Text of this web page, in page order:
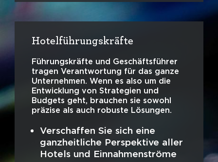
Hotelführungskräfte
Führungskräfte und Geschäftsführer
tragen Verantwortung für das ganze
Unternehmen. Wenn es also um die
Entwicklung von Strategien und
Budgets geht, brauchen sie sowohl
präzise als auch robuste Lösungen.
Verschaffen Sie sich eine
ganzheitliche Perspektive aller
Hotels und Einnahmenströme